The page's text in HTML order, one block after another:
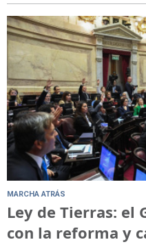
MARCHA ATRÁS
Ley de Tierras: el
con la reforma y